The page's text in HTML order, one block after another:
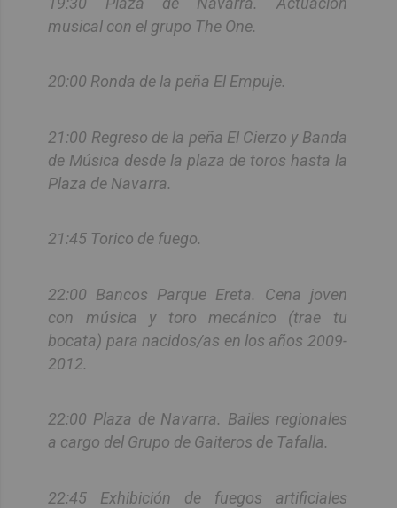
musical con el grupo The One.
20:00 Ronda de la peña El Empuje.
21:00 Regreso de la peña El Cierzo y Banda
de Música desde la plaza de toros hasta la
Plaza de Navarra.
21:45 Torico de fuego.
22:00 Bancos Parque Ereta. Cena joven
con música y toro mecánico (trae tu
bocata) para nacidos/as en los años 2009-
2012.
22:00 Plaza de Navarra. Bailes regionales
a cargo del Grupo de Gaiteros de Tafalla.
22:45 Exhibición de fuegos artificiales